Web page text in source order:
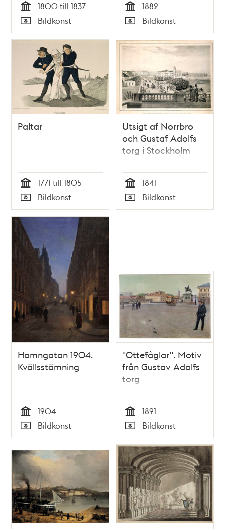
Tid
1800 till 1837
Typ
Bildkonst Tid
1882
Typ
Bildkonst
Paltar
Tid
1771 till 1805
Typ
Bildkonst
Utsigt af Norrbro
och Gustaf Adolfs
torg i Stockholm
Tid
1841
Typ
Bildkonst
Hamngatan 1904.
Kvällsstämning
Tid
1904
Typ
Bildkonst
"Ottefåglar". Motiv
från Gustav Adolfs
torg
Tid
1891
Typ
Bildkonst